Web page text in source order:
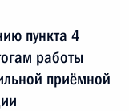
пункта 4
работы
приёмной